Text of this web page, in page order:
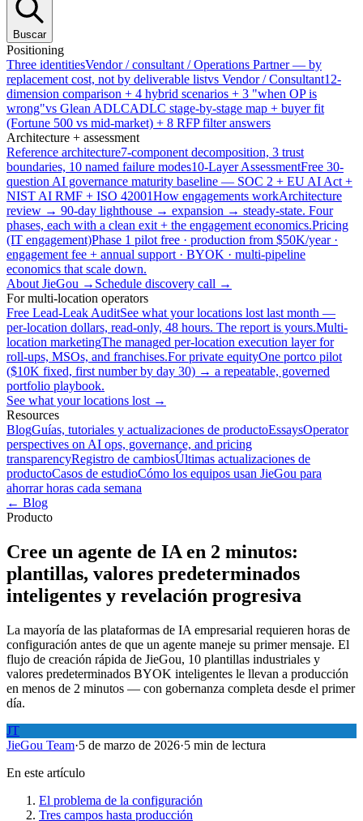
Buscar
Positioning
Three identitiesVendor / consultant / Operations Partner — by
replacement cost, not by deliverable listvs Vendor / Consultant12-
dimension comparison + 4 hybrid scenarios + 3 "when OP is
wrong"vs Glean ADLCADLC stage-by-stage map + buyer fit
(Fortune 500 vs mid-market) + 8 RFP filter answers
Architecture + assessment
Reference architecture7-component decomposition, 3 trust
boundaries, 10 named failure modes10-Layer AssessmentFree 30-
question AI governance maturity baseline — SOC 2 + EU AI Act +
NIST AI RMF + ISO 42001How engagements workArchitecture
review → 90-day lighthouse → expansion → steady-state. Four
phases, each with a clean exit + the engagement economics.Pricing
(IT engagement)Phase 1 pilot free · production from $50K/year ·
engagement fee + annual support · BYOK · multi-pipeline
economics that scale down.
About JieGou → Schedule discovery call →
For multi-location operators
Free Lead-Leak AuditSee what your locations lost last month —
per-location dollars, read-only, 48 hours. The report is yours.Multi-
location marketingThe managed per-location execution layer for
roll-ups, MSOs, and franchises.For private equityOne portco pilot
($10K fixed, first number by day 30) → a repeatable, governed
portfolio playbook.
See what your locations lost →
Resources
BlogGuías, tutoriales y actualizaciones de productoEssaysOperator
perspectives on AI ops, governance, and pricing
transparencyRegistro de cambiosÚltimas actualizaciones de
productoCasos de estudioCómo los equipos usan JieGou para
ahorrar horas cada semana
← Blog
Producto
Cree un agente de IA en 2 minutos:
plantillas, valores predeterminados
inteligentes y revelación progresiva
La mayoría de las plataformas de IA empresarial requieren horas de
configuración antes de que un agente maneje su primer mensaje. El
flujo de creación rápida de JieGou, 10 plantillas industriales y
valores predeterminados BYOK inteligentes le llevan a producción
en menos de 2 minutos — con gobernanza completa desde el primer
día.
JT
JieGou Team·5 de marzo de 2026·5 min de lectura
En este artículo
El problema de la configuración
Tres campos hasta producción